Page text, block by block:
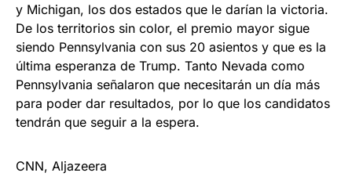
y Michigan, los dos estados que le darían la victoria.
De los territorios sin color, el premio mayor sigue
siendo Pennsylvania con sus 20 asientos y que es la
última esperanza de Trump. Tanto Nevada como
Pennsylvania señalaron que necesitarán un día más
para poder dar resultados, por lo que los candidatos
tendrán que seguir a la espera.
CNN, Aljazeera